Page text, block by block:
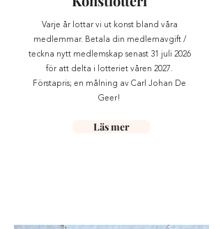
Varje år lottar vi ut konst bland våra
medlemmar. Betala din medlemavgift /
teckna nytt medlemskap senast 31 juli 2026
för att delta i lotteriet våren 2027.
Förstapris; en målning av Carl Johan De
Geer!
Läs mer